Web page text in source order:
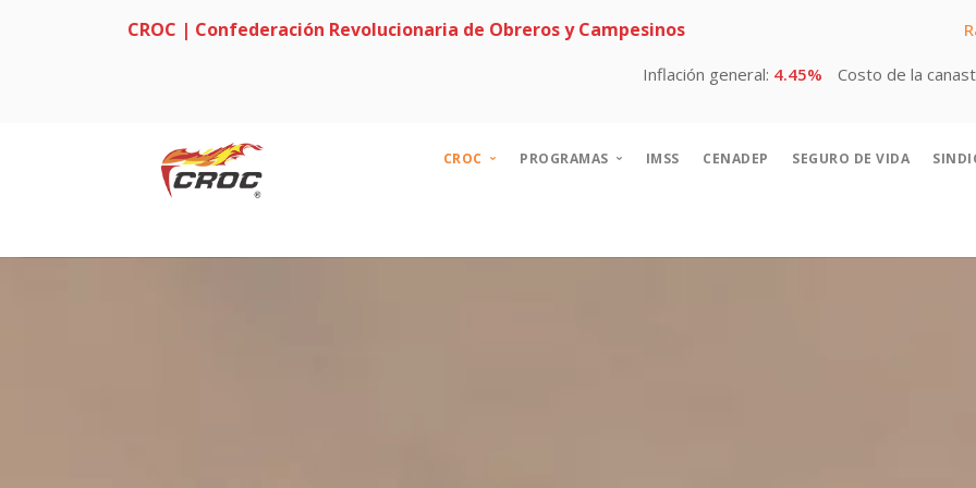
CROC | Confederación Revolucionaria de Obreros y Campesinos
Costo de la canasta básica: $2,599 mensual
CROC
Historia CROC
PROGRAMAS
Contra la trata de personas
IMSS CENADEP SEGURO DE VIDA